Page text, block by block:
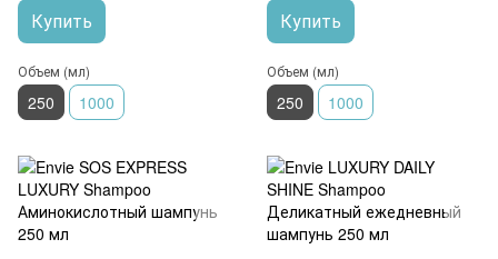
Купить
Объем (мл)
250 1000
Купить
Объем (мл)
250 1000